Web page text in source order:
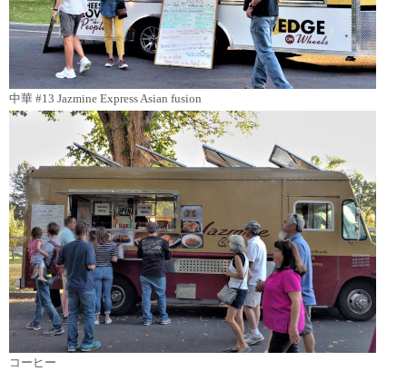
中華 #13 Jazmine Express Asian fusion
コーヒー